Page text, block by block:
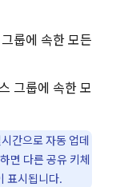
룹에 속한 모든
그룹에 속한 모
간으로 자동 업데
면 다른 공유 키체
표시됩니다.